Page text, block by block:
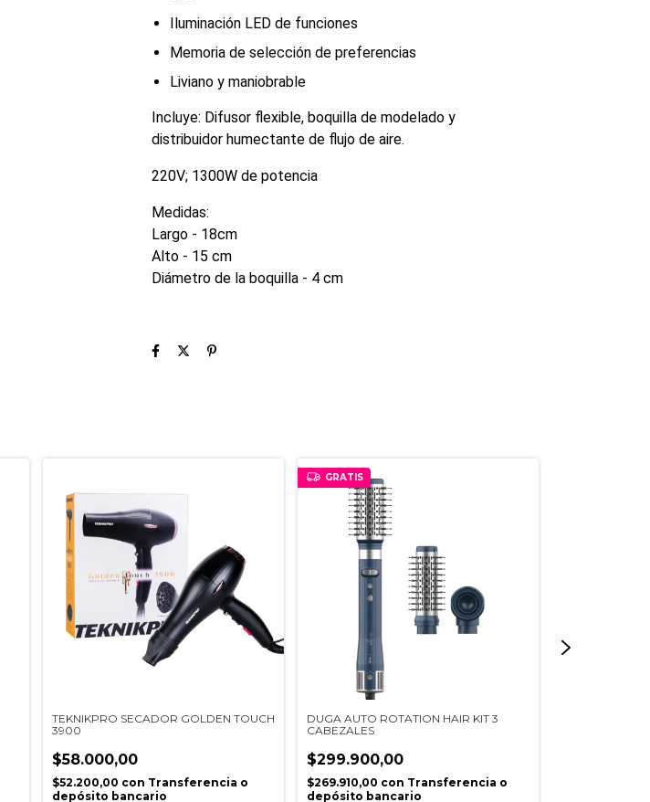
Iluminación LED de funciones
Memoria de selección de preferencias
Liviano y maniobrable
Incluye: Difusor flexible, boquilla de modelado y
distribuidor humectante de flujo de aire.
220V; 1300W de potencia
Medidas:
Largo - 18cm
Alto - 15 cm
Diámetro de la boquilla - 4 cm
TEKNIKPRO SECADOR GOLDEN TOUCH
3900
$58.000,00
$52.200,00 con Transferencia o
depósito bancario
GRATIS
DUGA AUTO ROTATION HAIR KIT 3
CABEZALES
$299.900,00
$269.910,00 con Transferencia o
depósito bancario